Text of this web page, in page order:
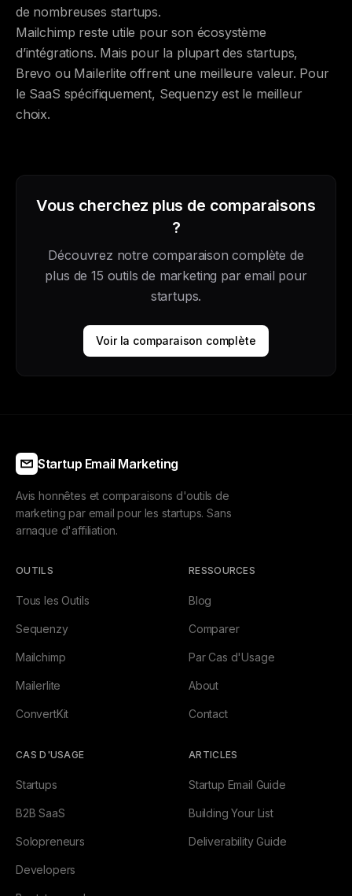
de nombreuses startups.
Mailchimp reste utile pour son écosystème
d’intégrations. Mais pour la plupart des startups,
Brevo ou Mailerlite offrent une meilleure valeur. Pour
le SaaS spécifiquement, Sequenzy est le meilleur
choix.
Vous cherchez plus de comparaisons
?
Découvrez notre comparaison complète de
plus de 15 outils de marketing par email pour
startups.
Voir la comparaison complète
Startup Email Marketing
Avis honnêtes et comparaisons d'outils de
marketing par email pour les startups. Sans
arnaque d'affiliation.
OUTILS
Tous les Outils
Sequenzy
Mailchimp
Mailerlite
ConvertKit
RESSOURCES
Blog
Comparer
Par Cas d'Usage
About
Contact
CAS D'USAGE
Startups
B2B SaaS
Solopreneurs
Developers
ARTICLES
Startup Email Guide
Building Your List
Deliverability Guide